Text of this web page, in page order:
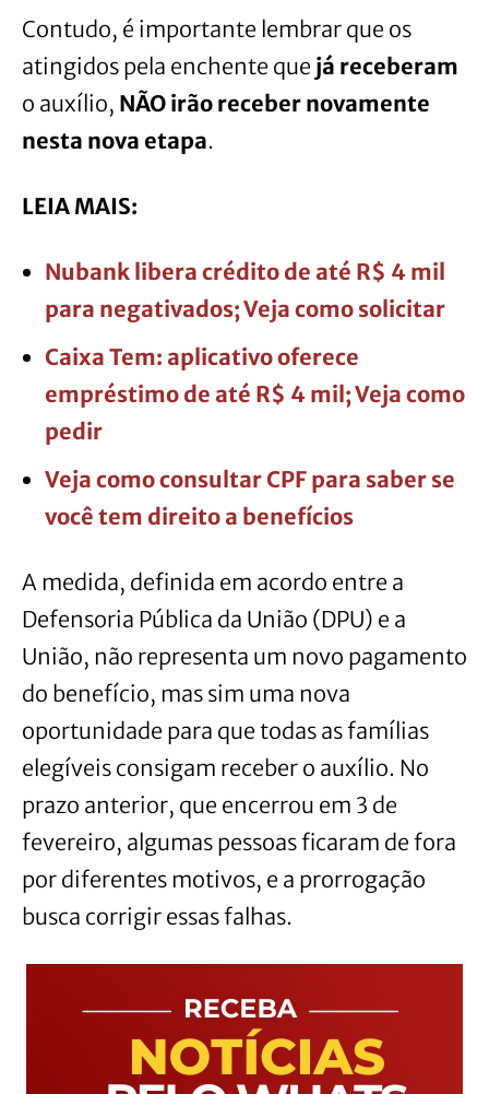
Contudo, é importante lembrar que os
atingidos pela enchente que já receberam
o auxílio, NÃO irão receber novamente
nesta nova etapa.
LEIA MAIS:
Nubank libera crédito de até R$ 4 mil
para negativados; Veja como solicitar
Caixa Tem: aplicativo oferece
empréstimo de até R$ 4 mil; Veja como
pedir
Veja como consultar CPF para saber se
você tem direito a benefícios
A medida, definida em acordo entre a
Defensoria Pública da União (DPU) e a
União, não representa um novo pagamento
do benefício, mas sim uma nova
oportunidade para que todas as famílias
elegíveis consigam receber o auxílio. No
prazo anterior, que encerrou em 3 de
fevereiro, algumas pessoas ficaram de fora
por diferentes motivos, e a prorrogação
busca corrigir essas falhas.